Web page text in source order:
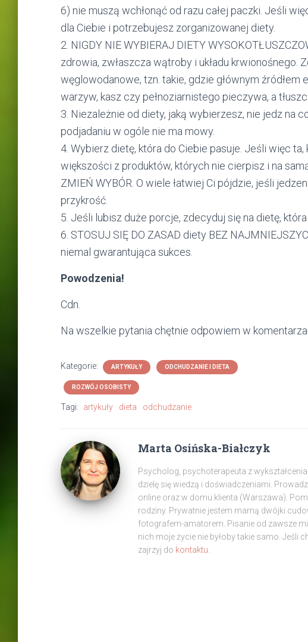
6) nie muszą wchłonąć od razu całej paczki. Jeśli
dla Ciebie i potrzebujesz zorganizowanej diety.
2. NIGDY NIE WYBIERAJ DIETY
zdrowia, zwłaszcza wątroby i układu krwionośnego.
węglowodanowe, tzn. takie, gdzie głównym
warzyw, kasz czy pełnoziarnistego pieczywa, a
3. Niezależnie od diety, jaką wybierzesz, nie jedz na
podjadaniu w ogóle nie ma mowy.
4. Wybierz dietę, która do Ciebie pasuje. Jeśli więc ta,
większości z produktów, których nie cierpisz i na
ZMIEŃ WYBÓR. O wiele łatwiej Ci pójdzie, jeśli
przykrość.
5. Jeśli lubisz duże porcje, zdecyduj się na dietę,
6. STOSUJ SIĘ DO ZASAD diety BEZ
niemal gwarantująca sukces.
Powodzenia!
Cdn.
Na wszelkie pytania chętnie odpowiem w
Kategorie: ARTYKUŁY ODCHUDZANIE I DIETA
ROZWÓJ OSOBISTY
Tagi: artykuły dieta odchudzanie
Marta Osińska-Białczyk
Psycholog, psychoterapeuta z
dzielę się wiedzą i doświadczeniami.
online oraz w domu klienta (Warszawa).
rodziny. Prywatnie jestem mamą dwójki
fotografem-amatorem. Pisanie od zawsze
nich moje życie nie byłoby takie samo. Jeśli
zajrzyj do kontaktu.